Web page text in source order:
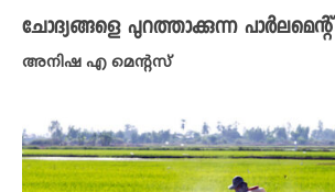
ചോദ്യങ്ങളെ പുറത്താക്കുന്ന പാർലമെന്റ്
അനിഷ എ മെന്റസ്